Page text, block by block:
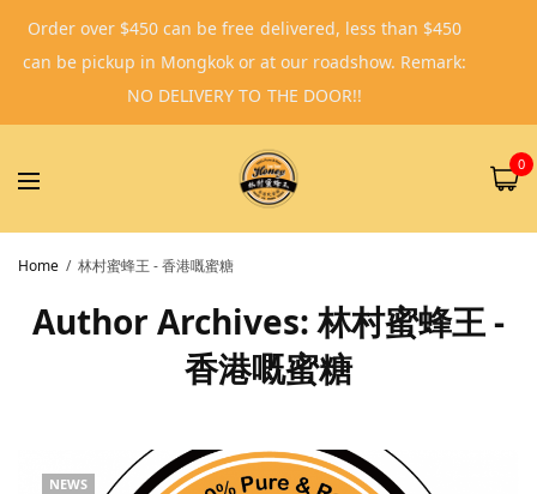
0
Home 林村蜜蜂王 - 香港嘅蜜糖
Author Archives:林村蜜蜂王 -
香港嘅蜜糖
NEWS
Order over $450 can be free delivered, less than $450
can be pickup in Mongkok or at our roadshow. Remark:
NO DELIVERY TO THE DOOR!!